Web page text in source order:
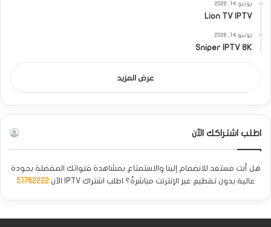
يونيو 14, 2026
Lion TV IPTV
يونيو 14, 2026
Sniper IPTV 8K
عرض المزيد
اطلب اشتراكك الآن
هل أنت مستعد للانضمام إلينا والاستمتاع بمشاهدة قنواتك المفضلة بجودة
عالية بدون تقطيع عبر الإنترنت مباشرةً؟ اطلب اشتراك IPTV الآن
51762222